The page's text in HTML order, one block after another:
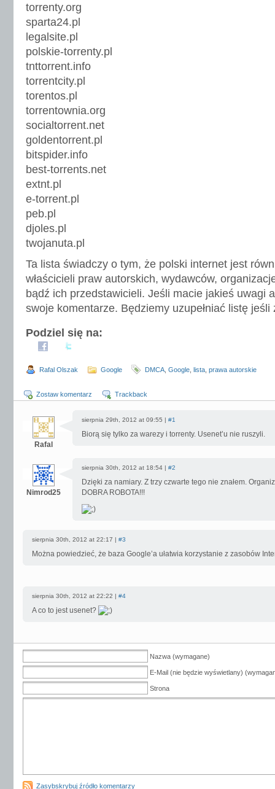
torrenty.org
sparta24.pl
legalsite.pl
polskie-torrenty.pl
tnttorrent.info
torrentcity.pl
torentos.pl
torrentownia.org
socialtorrent.net
goldentorrent.pl
bitspider.info
best-torrents.net
extnt.pl
e-torrent.pl
peb.pl
djoles.pl
twojanuta.pl
Ta lista świadczy o tym, że polski internet jest
właścicieli praw autorskich, wydawców,
bądź ich przedstawicieli. Jeśli macie jakieś uwagi
swoje komentarze. Będziemy uzupełniać listę
Podziel się na:
Rafal Olszak Google DMCA Google lista prawa autorskie
Zostaw komentarz Trackback
Rafal
sierpnia 29th, 2012 at 09:55 | #1
Biorą się tylko za warezy i torrenty. Usenet’u nie ruszyli.
Nimrod25
sierpnia 30th, 2012 at 18:54 | #2
Dzięki za namiary. Z trzy czwarte tego nie znałem.
DOBRA ROBOTA!!!
sierpnia 30th, 2012 at 22:17 | #3
Można powiedzieć, że baza Google’a ułatwia korzystanie z zasobów
sierpnia 30th, 2012 at 22:22 | #4
A co to jest usenet?
Nazwa (wymagane)
E-Mail (nie będzie wyświetlany)
Strona
Zasybskrybuj źródło komentarzy